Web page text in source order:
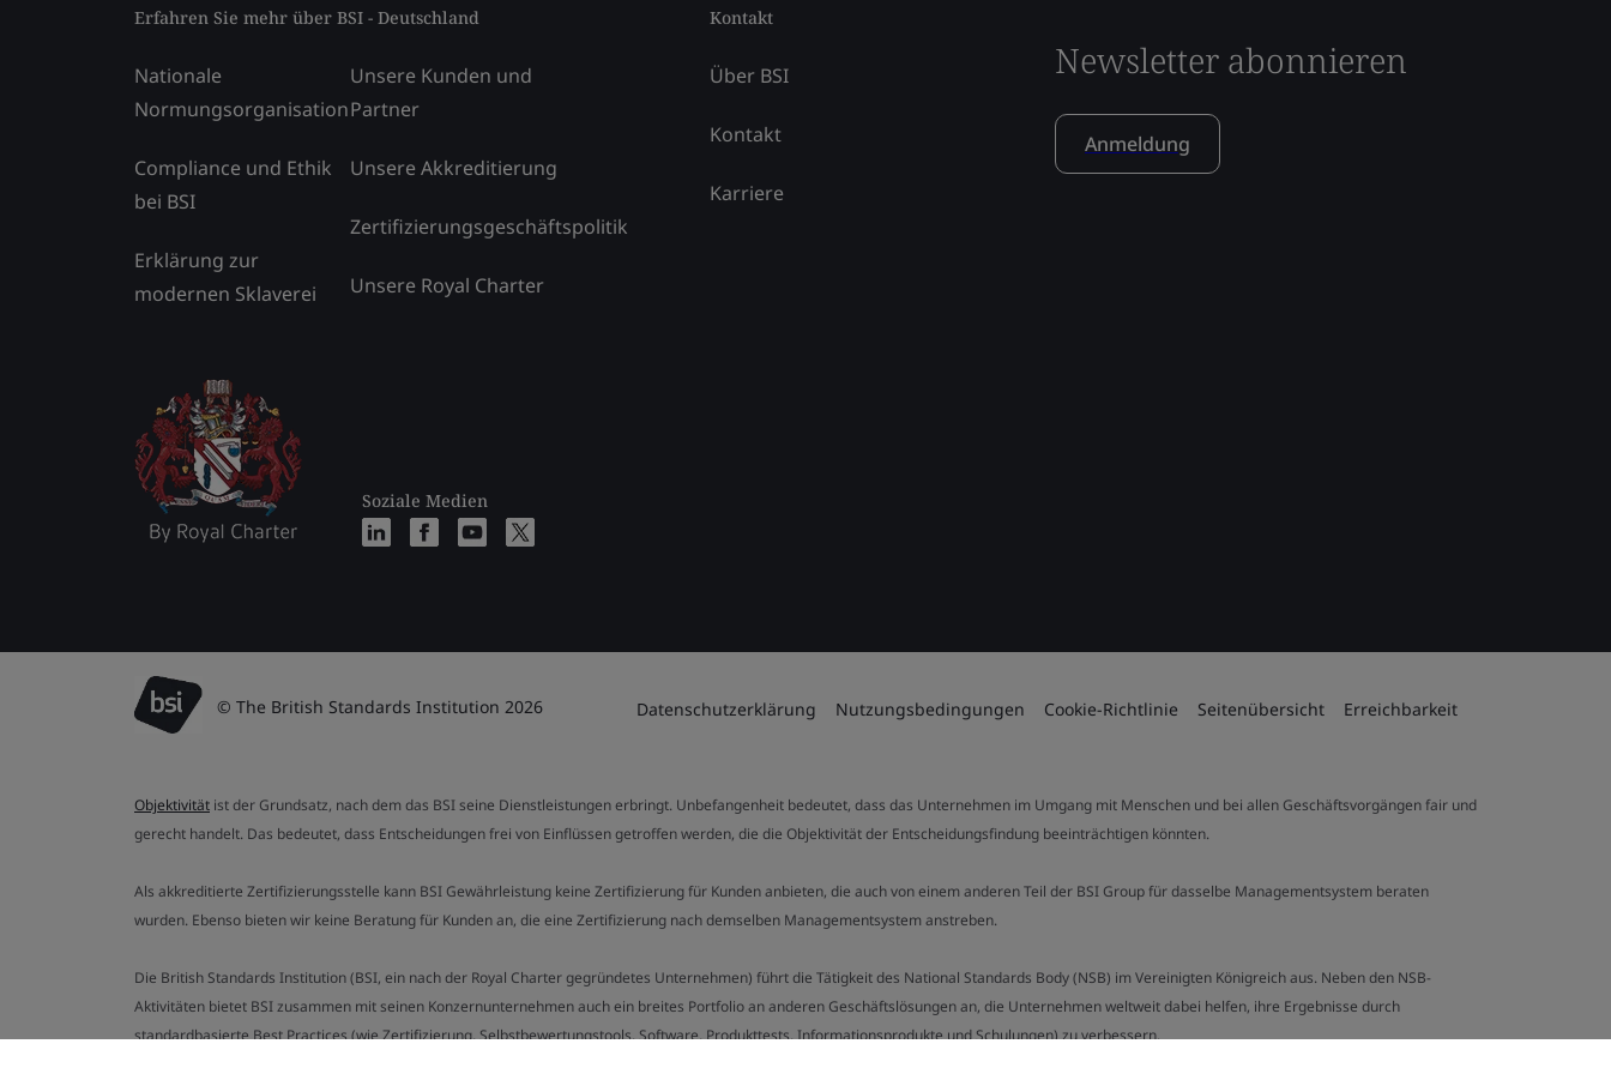
Erfahren Sie mehr über BSI - Deutschland
Nationale
Normungsorganisation
Compliance und Ethik
bei BSI
Erklärung zur
modernen Sklaverei
Unsere Kunden und
Partner
Unsere Akkreditierung
Zertifizierungsgeschäftspolitik
Unsere Royal Charter
Soziale Medien
Kontakt
Über BSI
Kontakt
Karriere
Newsletter abonnieren
Anmeldung
© The British Standards Institution 2026 Datenschutzerklärung Nutzungsbedingungen Cookie-Richtlinie Seitenübersicht Erreichbarkeit
Objektivität ist der Grundsatz, nach dem das BSI seine Dienstleistungen erbringt. Unbefangenheit bedeutet, dass das Unternehmen im Umgang mit Menschen und bei allen Geschäftsvorgängen fair und
gerecht handelt. Das bedeutet, dass Entscheidungen frei von Einflüssen getroffen werden, die die Objektivität der Entscheidungsfindung beeinträchtigen könnten.
Als akkreditierte Zertifizierungsstelle kann BSI Gewährleistung keine Zertifizierung für Kunden anbieten, die auch von einem anderen Teil der BSI Group für dasselbe Managementsystem beraten
wurden. Ebenso bieten wir keine Beratung für Kunden an, die eine Zertifizierung nach demselben Managementsystem anstreben.
Die British Standards Institution (BSI, ein nach der Royal Charter gegründetes Unternehmen) führt die Tätigkeit des National Standards Body (NSB) im Vereinigten Königreich aus. Neben den NSB-
Aktivitäten bietet BSI zusammen mit seinen Konzernunternehmen auch ein breites Portfolio an anderen Geschäftslösungen an, die Unternehmen weltweit dabei helfen, ihre Ergebnisse durch
standardbasierte Best Practices (wie Zertifizierung, Selbstbewertungstools, Software, Produkttests, Informationsprodukte und Schulungen) zu verbessern.